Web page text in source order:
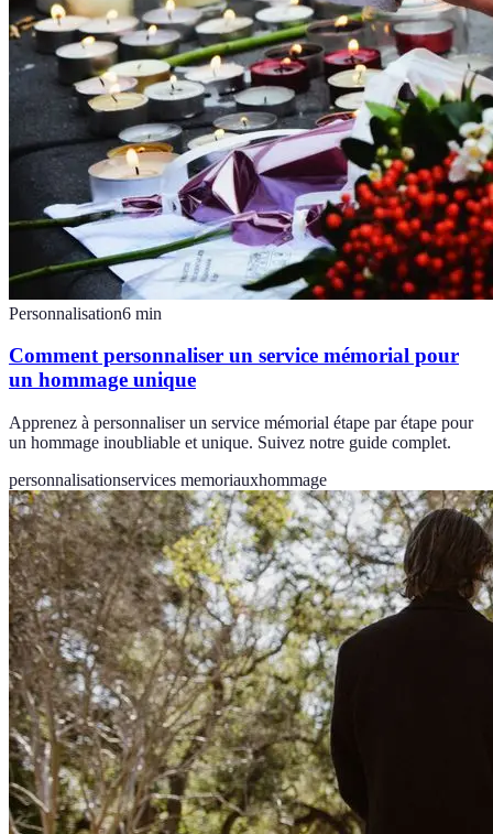
Personnalisation6 min
Comment personnaliser un service mémorial pour
un hommage unique
Apprenez à personnaliser un service mémorial étape par étape pour
un hommage inoubliable et unique. Suivez notre guide complet.
personnalisationservices memoriauxhommage